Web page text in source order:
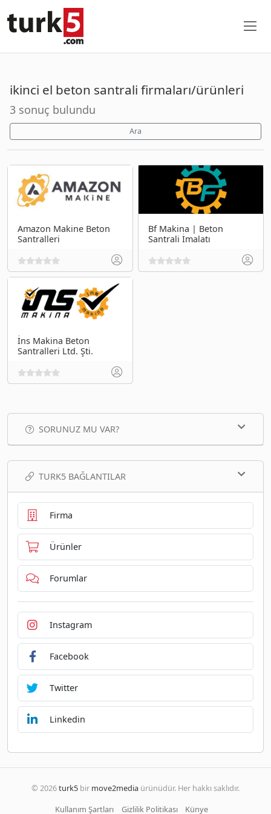
ikinci el beton santrali firmaları/ürünleri
3 sonuç bulundu
Ara
Amazon Makine Beton
Santralleri
Bf Makina | Beton
Santrali İmalatı
İns Makina Beton
Santralleri Ltd. Şti.
SORUNUZ MU VAR?
TURK5 BAĞLANTILAR
Firma
Ürünler
Forumlar
Instagram
Facebook
Twitter
Linkedin
© 2026turk5 bir move2media ürünüdür. Her hakkı saklıdır.
Kullanım Şartları
Gizlilik Politikası Künye